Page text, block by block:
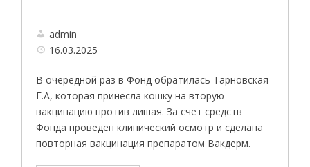
admin
16.03.2025
В очередной раз в Фонд обратилась Тарновская
Г.А, которая принесла кошку на вторую
вакцинацию против лишая. За счет средств
Фонда проведен клинический осмотр и сделана
повторная вакцинация препаратом Вакдерм.